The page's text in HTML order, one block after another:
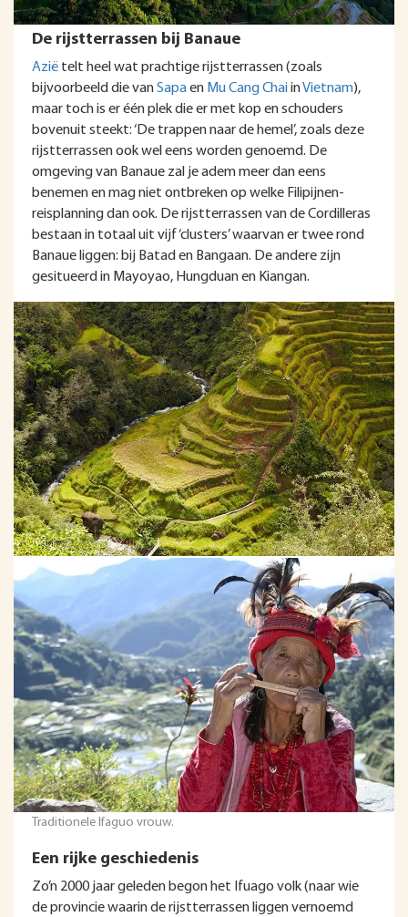
De rijstterrassen bij Banaue
Azië telt heel wat prachtige rijstterrassen (zoals
bijvoorbeeld die vanSapaen Mu Cang ChaiinVietnam),
maar toch is er één plek die er met kop en schouders
bovenuit steekt: ‘De trappen naar de hemel’, zoals deze
rijstterrassen ook wel eens worden genoemd. De
omgeving van Banaue zal je adem meer dan eens
benemen en mag niet ontbreken op welke Filipijnen-
reisplanning dan ook. De rijstterrassen van de Cordilleras
bestaan in totaal uit vijf ‘clusters’ waarvan er twee rond
Banaue liggen: bij Batad en Bangaan. De andere zijn
gesitueerd in Mayoyao, Hungduan en Kiangan.
Traditionele Ifaguo vrouw.
Een rijke geschiedenis
Zo’n 2000 jaar geleden begon het Ifuago volk (naar wie
de provincie waarin de rijstterrassen liggen vernoemd